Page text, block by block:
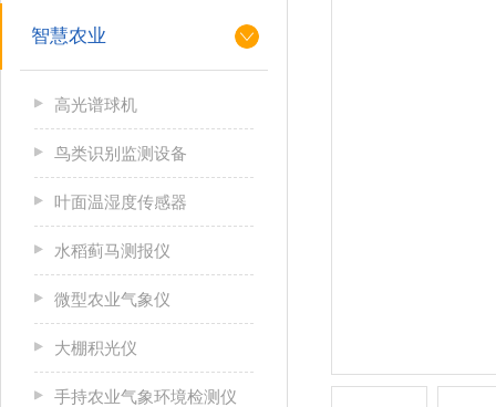
智慧农业
高光谱球机
鸟类识别监测设备
叶面温湿度传感器
水稻蓟马测报仪
微型农业气象仪
大棚积光仪
手持农业气象环境检测仪